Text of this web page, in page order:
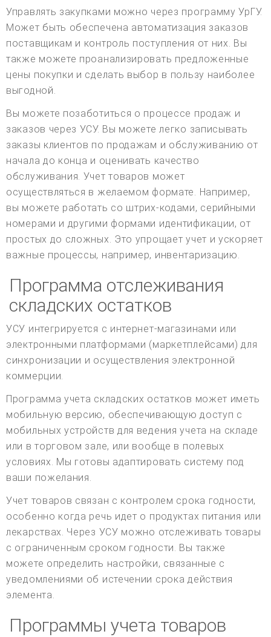
Управлять закупками можно через программу УрГУ.
Может быть обеспечена автоматизация заказов
поставщикам и контроль поступления от них. Вы
также можете проанализировать предложенные
цены покупки и сделать выбор в пользу наиболее
выгодной.
Вы можете позаботиться о процессе продаж и
заказов через УСУ. Вы можете легко записывать
заказы клиентов по продажам и обслуживанию от
начала до конца и оценивать качество
обслуживания. Учет товаров может
осуществляться в желаемом формате. Например,
вы можете работать со штрих-кодами, серийными
номерами и другими формами идентификации, от
простых до сложных. Это упрощает учет и ускоряет
важные процессы, например, инвентаризацию.
Программа отслеживания
складских остатков
УСУ интегрируется с интернет-магазинами или
электронными платформами (маркетплейсами) для
синхронизации и осуществления электронной
коммерции.
Программа учета складских остатков может иметь
мобильную версию, обеспечивающую доступ с
мобильных устройств для ведения учета на складе
или в торговом зале, или вообще в полевых
условиях. Мы готовы адаптировать систему под
ваши пожелания.
Учет товаров связан с контролем срока годности,
особенно когда речь идет о продуктах питания или
лекарствах. Через УСУ можно отслеживать товары
с ограниченным сроком годности. Вы также
можете определить настройки, связанные с
уведомлениями об истечении срока действия
элемента.
Программы учета товаров